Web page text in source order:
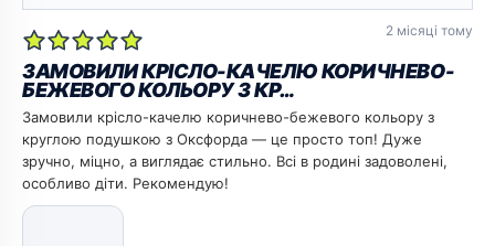
2 місяці тому
ЗАМОВИЛИ КРІСЛО-КАЧЕЛЮ КОРИЧНЕВО-
БЕЖЕВОГО КОЛЬОРУ З КР…
Замовили крісло-качелю коричнево-бежевого кольору з
круглою подушкою з Оксфорда — це просто топ! Дуже
зручно, міцно, а виглядає стильно. Всі в родині задоволені,
особливо діти. Рекомендую!